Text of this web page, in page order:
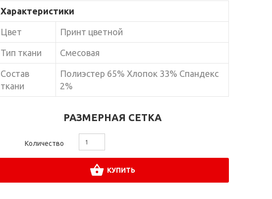
Характеристики
Цвет Принт цветной
Тип ткани Смесовая
Состав
ткани
Полиэстер 65% Хлопок 33% Спандекс
2%
РАЗМЕРНАЯ СЕТКА
Количество
КУПИТЬ